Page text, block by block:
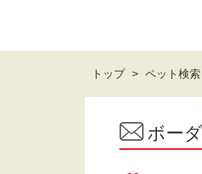
トップ ペット検索
ボー